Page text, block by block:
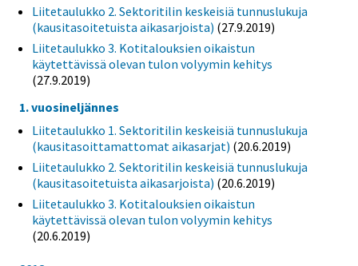
Liitetaulukko 2. Sektoritilin keskeisiä tunnuslukuja
(kausitasoitetuista aikasarjoista) (27.9.2019)
Liitetaulukko 3. Kotitalouksien oikaistun
käytettävissä olevan tulon volyymin kehitys
(27.9.2019)
1. vuosineljännes
Liitetaulukko 1. Sektoritilin keskeisiä tunnuslukuja
(kausitasoittamattomat aikasarjat) (20.6.2019)
Liitetaulukko 2. Sektoritilin keskeisiä tunnuslukuja
(kausitasoitetuista aikasarjoista) (20.6.2019)
Liitetaulukko 3. Kotitalouksien oikaistun
käytettävissä olevan tulon volyymin kehitys
(20.6.2019)